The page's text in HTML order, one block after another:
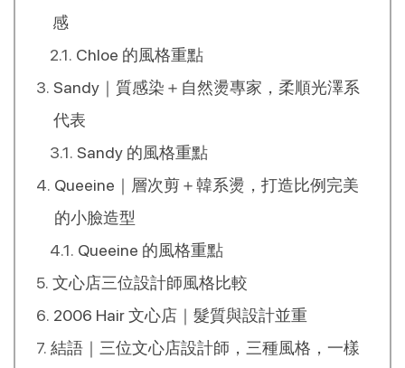
感
Chloe 的風格重點
Sandy｜質感染＋自然燙專家，柔順光澤系
代表
Sandy 的風格重點
Queeine｜層次剪＋韓系燙，打造比例完美
的小臉造型
Queeine 的風格重點
文心店三位設計師風格比較
2006 Hair 文心店｜髮質與設計並重
結語｜三位文心店設計師，三種風格，一樣